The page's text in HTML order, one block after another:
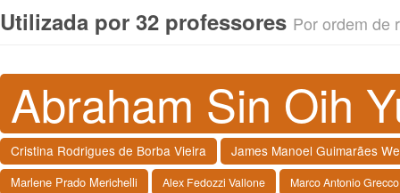
Utilizada por 32 professores Por ordem de
Abraham Sin Oih
Cristina Rodrigues de Borba Vieira James Manoel Guimarães
Marlene Prado Merichelli Alex Fedozzi Vallone Marco Antonio